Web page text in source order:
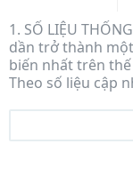
1. SỐ LIỆU
dần trở thành
biến nhất trên
Theo số liệu cập